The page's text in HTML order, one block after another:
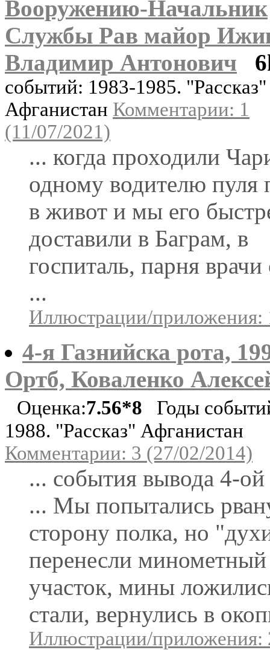
Вооружению-Начальник
Службы Рав майор
Владимир Антонович
событий: 1983-1985. "Рассказ"
Афганистан Комментарии: 1
(11/07/2021)
... когда проходили
одному водителю пуля
в живот и мы его
доставили в Баграм, в
госпиталь, парня врачи
...
Иллюстрации/приложения:
4-я Газнийска рота,
Ортб, Коваленко
Оценка:7.56*8 Годы
1988. "Рассказ" Афганистан
Комментарии: 3 (27/02/2014)
... события вывода 4-
... Мы попытались
сторону полка, но
перенесли
участок, мины
стали, вернулись в
Иллюстрации/приложения: